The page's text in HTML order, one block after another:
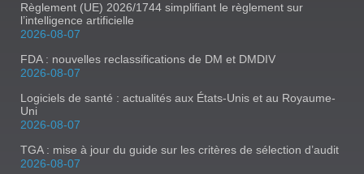
Règlement (UE) 2026/1744 simplifiant le règlement sur
l’intelligence artificielle
2026-08-07
FDA : nouvelles reclassifications de DM et DMDIV
2026-08-07
Logiciels de santé : actualités aux États-Unis et au Royaume-
Uni
2026-08-07
TGA : mise à jour du guide sur les critères de sélection d’audit
2026-08-07